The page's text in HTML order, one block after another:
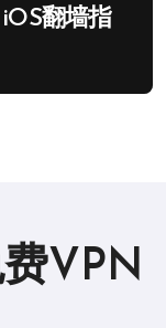
翻墙指
VPN